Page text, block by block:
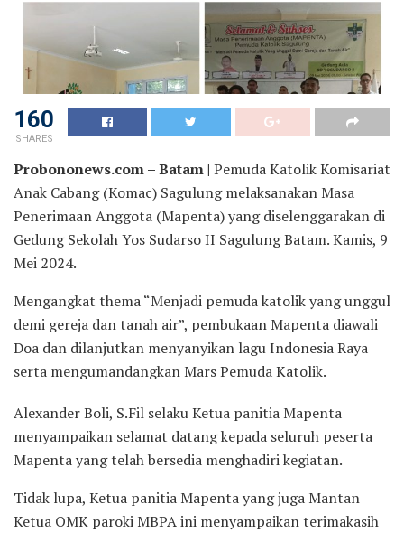
160
SHARES
Probononews.com – Batam | Pemuda Katolik Komisariat
Anak Cabang (Komac) Sagulung melaksanakan Masa
Penerimaan Anggota (Mapenta) yang diselenggarakan di
Gedung Sekolah Yos Sudarso II Sagulung Batam. Kamis, 9
Mei 2024.
Mengangkat thema “Menjadi pemuda katolik yang unggul
demi gereja dan tanah air”, pembukaan Mapenta diawali
Doa dan dilanjutkan menyanyikan lagu Indonesia Raya
serta mengumandangkan Mars Pemuda Katolik.
Alexander Boli, S.Fil selaku Ketua panitia Mapenta
menyampaikan selamat datang kepada seluruh peserta
Mapenta yang telah bersedia menghadiri kegiatan.
Tidak lupa, Ketua panitia Mapenta yang juga Mantan
Ketua OMK paroki MBPA ini menyampaikan terimakasih